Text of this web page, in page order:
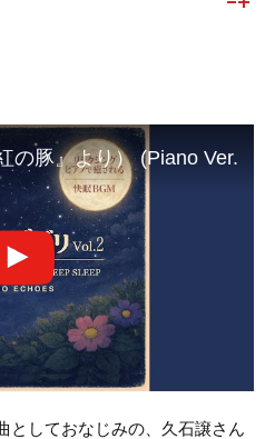
の豚』より） (Piano Ver.)
としておなじみの、久石譲さん